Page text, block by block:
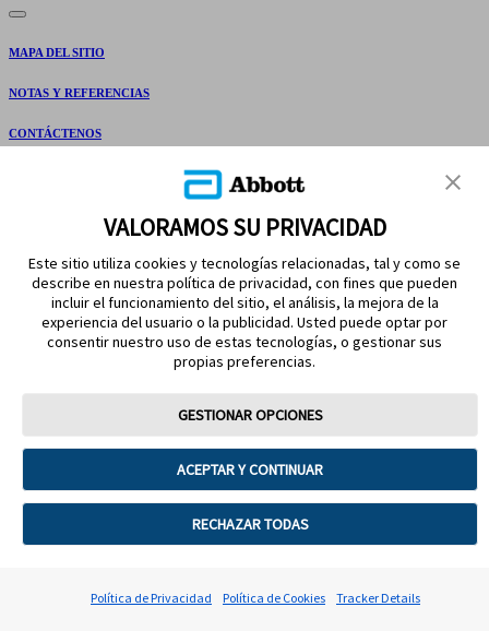
MAPA DEL SITIO
NOTAS Y REFERENCIAS
CONTÁCTENOS
MANTÉNGASE EN CONTACTO
Términos de uso
Política de privacidad
Preferencias sobre cookies
©2026 Abbott. La cubierta del sensor, FreeStyle, Libre, y las marcas
comerciales relacionadas son marcas de Abbott. Consulta a tu
Plus Reg. San. 0995E2025 SSA. Lector FreeStyle Libre 2 Reg.
VALORAMOS SU PRIVACIDAD
Este sitio utiliza cookies y tecnologías relacionadas, tal y como se
describe en nuestra política de privacidad, con fines que pueden
incluir el funcionamiento del sitio, el análisis, la mejora de la
experiencia del usuario o la publicidad. Usted puede optar por
consentir nuestro uso de estas tecnologías, o gestionar sus
propias preferencias.
GESTIONAR OPCIONES
ACEPTAR Y CONTINUAR
RECHAZAR TODAS
Política de Privacidad Política de Cookies Tracker Details